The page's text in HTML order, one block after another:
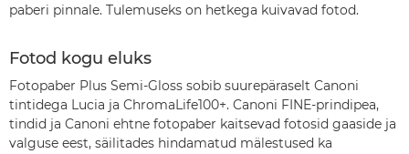
paberi pinnale. Tulemuseks on hetkega kuivavad fotod.
Fotod kogu eluks
Fotopaber Plus Semi-Gloss sobib suurepäraselt Canoni
tintidega Lucia ja ChromaLife100+. Canoni FINE-prindipea,
tindid ja Canoni ehtne fotopaber kaitsevad fotosid gaaside ja
valguse eest, säilitades hindamatud mälestused ka